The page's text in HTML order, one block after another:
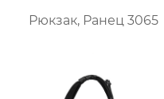
Рюкзак, Ранец 3065